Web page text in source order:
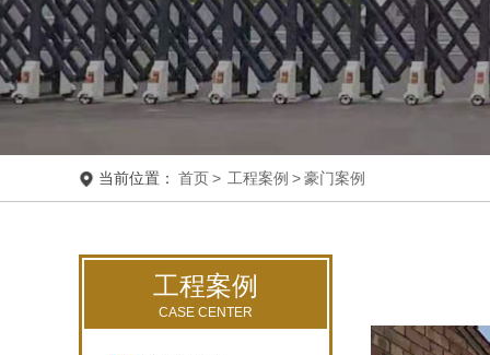
当前位置： 首页 > 工程案例 >豪门案例
工程案例
CASE CENTER